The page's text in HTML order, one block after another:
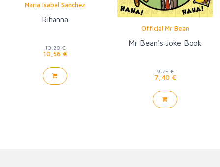
Maria Isabel Sanchez
Rihanna
13,20 €
10,56 €
Official Mr Bean
Mr Bean's Joke Book
9,25 €
7,40 €